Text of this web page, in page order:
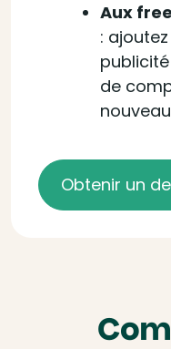
Aux
:
de
Obtenir un